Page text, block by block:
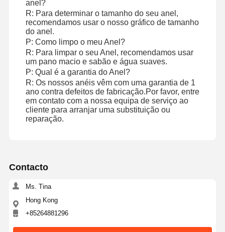
Anéis de diamantes de 18K
Pulseira de ouro 18KT
Colar de pendente de 18K
Pulseiras de ouro de 18K
Pulseira de relógio de diamante
Brincos de ouro de 18 quilates
14K Diamond Bangle
14CT Pulseira de ouro
anel?
R: Para determinar o tamanho do seu anel,
recomendamos usar o nosso gráfico de tamanho
do anel.
P: Como limpo o meu Anel?
R: Para limpar o seu Anel, recomendamos usar
um pano macio e sabão e água suaves.
P: Qual é a garantia do Anel?
R: Os nossos anéis vêm com uma garantia de 1
ano contra defeitos de fabricação.Por favor, entre
em contato com a nossa equipa de serviço ao
cliente para arranjar uma substituição ou
reparação.
Contacto
Ms. Tina
Hong Kong
+85264881296